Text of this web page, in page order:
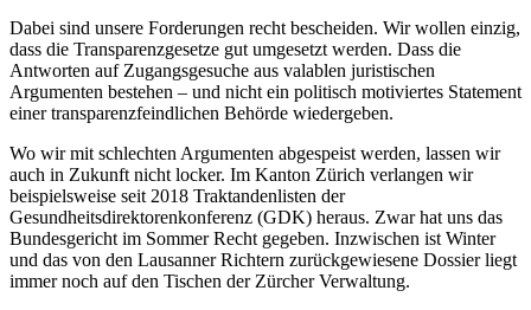
Dabei sind unsere Forderungen recht bescheiden. Wir wollen einzig,
dass die Transparenzgesetze gut umgesetzt werden. Dass die
Antworten auf Zugangsgesuche aus valablen juristischen
Argumenten bestehen – und nicht ein politisch motiviertes Statement
einer transparenzfeindlichen Behörde wiedergeben.
Wo wir mit schlechten Argumenten abgespeist werden, lassen wir
auch in Zukunft nicht locker. Im Kanton Zürich verlangen wir
beispielsweise seit 2018 Traktandenlisten der
Gesundheitsdirektorenkonferenz (GDK) heraus. Zwar hat uns das
Bundesgericht im Sommer Recht gegeben. Inzwischen ist Winter
und das von den Lausanner Richtern zurückgewiesene Dossier liegt
immer noch auf den Tischen der Zürcher Verwaltung.